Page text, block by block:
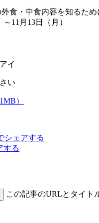
食・中食内容を知るため
～11月13日（月）
イ
い
）
この記事のURLとタイト